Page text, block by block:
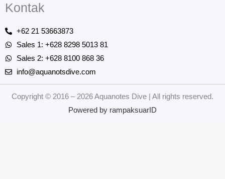
Kontak
+62 21 53663873
Sales 1: +628 8298 5013 81
Sales 2: +628 8100 868 36
info@aquanotsdive.com
Copyright © 2016 – 2026 Aquanotes Dive | All rights reserved.
Powered by rampaksuarID